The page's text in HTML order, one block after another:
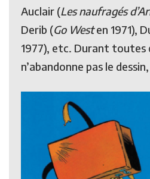
Auclair (Les naufragés
Derib (Go Westen 1971),
1977), etc. Durant toutes
n’abandonne pas le